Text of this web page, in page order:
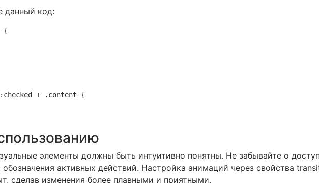
данный код:
{
+ .content {
элементы должны быть интуитивно понятны. Не забывайте о
активных действий. Настройка анимаций через свойства
сделав изменения более плавными и приятными.